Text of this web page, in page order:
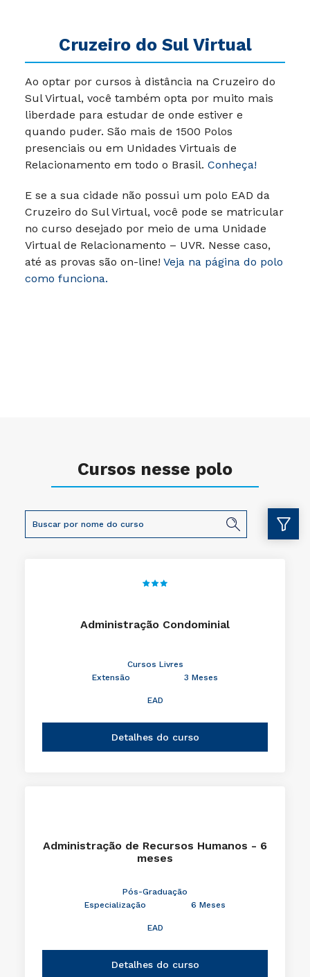
Cruzeiro do Sul Virtual
Ao optar por cursos à distância na Cruzeiro do
Sul Virtual, você também opta por muito mais
liberdade para estudar de onde estiver e
quando puder. São mais de 1500 Polos
presenciais ou em Unidades Virtuais de
Relacionamento em todo o Brasil. Conheça!
E se a sua cidade não possui um polo EAD da
Cruzeiro do Sul Virtual, você pode se matricular
no curso desejado por meio de uma Unidade
Virtual de Relacionamento – UVR. Nesse caso,
até as provas são on-line! Veja na página do polo
como funciona.
Cursos nesse polo
Administração Condominial
Cursos Livres
Extensão
3 Meses
EAD
Detalhes do curso
Administração de Recursos Humanos - 6
meses
Pós-Graduação
Especialização
6 Meses
EAD
Detalhes do curso